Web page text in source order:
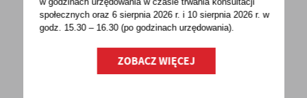
ręki i bez nogi, w jednym roku zdobył wraz
z Markiem...
społecznych oraz 6 sierpnia 2026 r. i 10 sierpnia 2026 r. w
godz. 15.30 – 16.30 (po godzinachurzędowania).
ZOBACZ WIĘCEJ